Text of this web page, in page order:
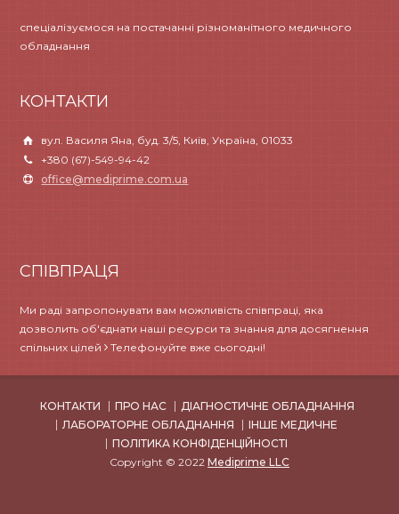
спеціалізуємося на постачанні різноманітного медичного
обладнання
КОНТАКТИ
вул. Василя Яна, буд. 3/5, Київ, Україна, 01033
+380 (67)-549-94-42
office@mediprime.com.ua
СПІВПРАЦЯ
Ми раді запропонувати вам можливість співпраці, яка
дозволить об'єднати наші ресурси та знання для досягнення
спільних цілей Телефонуйте вже сьогодні!
КОНТАКТИ ПРО НАС
ДІАГНОСТИЧНЕ ОБЛАДНАННЯ
ЛАБОРАТОРНЕ ОБЛАДНАННЯ
ІНШЕ МЕДИЧНЕ
ПОЛІТИКА КОНФІДЕНЦІЙНОСТІ
Copyright © 2022 Mediprime LLC